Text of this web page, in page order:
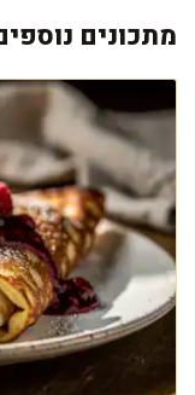
מתכונים